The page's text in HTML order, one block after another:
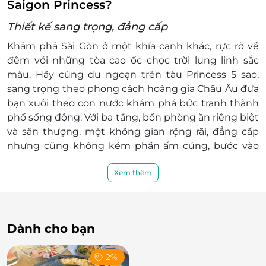
thực đơn khác nhau (đối với thực đơn chay).
Trẻ em: Có thể chọn 1 thực đơn giống nhau
cho toàn bộ trẻ em. Trường hợp khách có
nhu cầu chọn nhiều thực đơn khác
nhau/bàn thì có thể chọn 2 thực đơn trẻ em
khác nhau.
Dịch vụ không bao gồm: Đồ uống khác (ngoại
trừ nước lọc, trà và cà phê) và các chi phí cá nhân
khác.
Trẻ em dưới 6 tuổi: Ăn chung với bố mẹ và
tặng kèm 1 phần soup cho bé. Mỗi người lớn
Trẻ em từ đủ 6 tuổi đến 11 tuổi: Chọn thực
đơn Donald Kid hoặc Pluto Kid.
Trẻ em trên 11 tuổi: Chọn thực đơn theo
Saigon Princess?
Thiết kế sang trọng, đẳng cấp
Khám phá Sài Gòn ở một khía cạnh khác, rực rỡ về
đêm với những tòa cao ốc chọc trời lung linh sắc
màu. Hãy cùng du ngoạn trên tàu Princess 5 sao,
sang trọng theo phong cách hoàng gia Châu Âu đưa
bạn xuôi theo con nước khám phá bức tranh thành
phố sống động. Với ba tầng, bốn phòng ăn riêng biệt
và sân thượng, một không gian rộng rãi, đẳng cấp
nhưng cũng không kém phần ấm cúng, bước vào
trúc thiết kế đúng chuẩn phương Tây.
Xem thêm
Dành cho bạn
2%